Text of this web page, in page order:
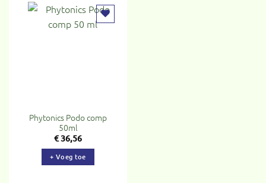
Phytonics Podo comp
50ml
€36,56
+ Voeg toe